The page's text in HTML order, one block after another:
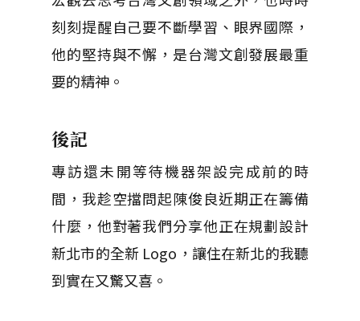
刻刻提醒自己要不斷學習、眼界國際，
他的堅持與不懈，是台灣文創發展最重
要的精神。
後記
專訪還未開等待機器架設完成前的時
間，我趁空擋問起陳俊良近期正在籌備
什麼，他對著我們分享他正在規劃設計
新北市的全新 Logo，讓住在新北的我聽
到實在又驚又喜。